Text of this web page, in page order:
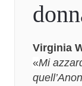
Virginia
«Mi